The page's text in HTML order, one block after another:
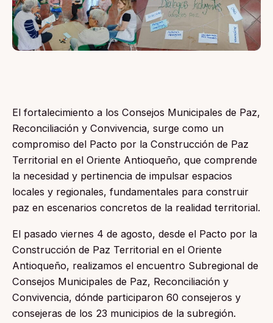
El fortalecimiento a los Consejos Municipales de Paz,
Reconciliación y Convivencia, surge como un
compromiso del Pacto por la Construcción de Paz
Territorial en el Oriente Antioqueño, que comprende
la necesidad y pertinencia de impulsar espacios
locales y regionales, fundamentales para construir
paz en escenarios concretos de la realidad territorial.
El pasado viernes 4 de agosto, desde el Pacto por la
Construcción de Paz Territorial en el Oriente
Antioqueño, realizamos el encuentro Subregional de
Consejos Municipales de Paz, Reconciliación y
Convivencia, dónde participaron 60 consejeros y
consejeras de los 23 municipios de la subregión.